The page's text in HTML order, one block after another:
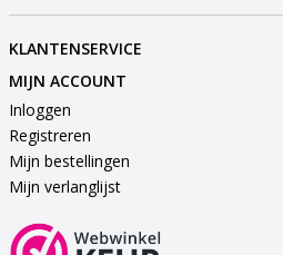
KLANTENSERVICE
MIJN ACCOUNT
Inloggen
Registreren
Mijn bestellingen
Mijn verlanglijst